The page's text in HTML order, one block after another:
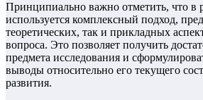
Принципиально важно отметить, что в
используется комплексный подход,
теоретических, так и прикладных
вопроса. Это позволяет получить
предмета исследования и
выводы относительно его текущего
развития.